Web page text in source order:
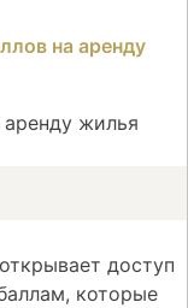
жилья
доступ
которые